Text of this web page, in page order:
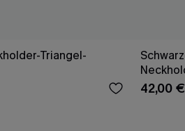
Triangel-
42,00 €